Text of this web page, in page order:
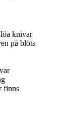
knivar
på blöta
finns